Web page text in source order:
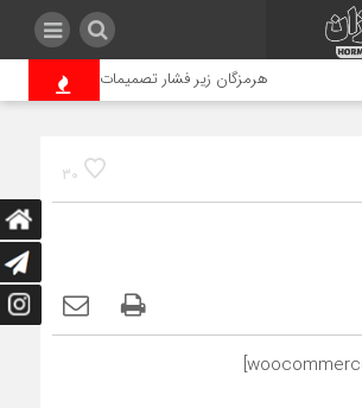
هرمزگان زیر فشار تصمیمات سوختی/
30